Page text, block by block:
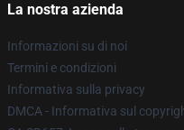
La nostra azienda
Informazioni su di noi
Termini e condizioni
Informativa sulla privacy
DMCA - Informativa sul